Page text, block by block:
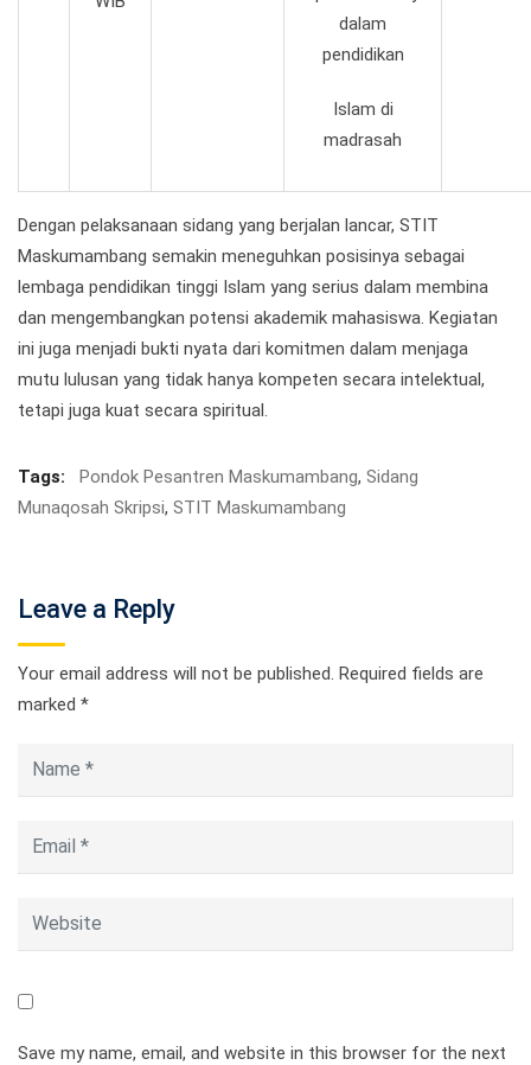
dalam
pendidikan
Islam di
madrasah
Dengan pelaksanaan sidang yang berjalan lancar, STIT
Maskumambang semakin meneguhkan posisinya sebagai
lembaga pendidikan tinggi Islam yang serius dalam membina
dan mengembangkan potensi akademik mahasiswa. Kegiatan
ini juga menjadi bukti nyata dari komitmen dalam menjaga
mutu lulusan yang tidak hanya kompeten secara intelektual,
tetapi juga kuat secara spiritual.
Tags: Pondok Pesantren Maskumambang, Sidang
Munaqosah Skripsi, STIT Maskumambang
Leave a Reply
Your email address will not be published. Required fields are
marked *
Save my name, email, and website in this browser for the next